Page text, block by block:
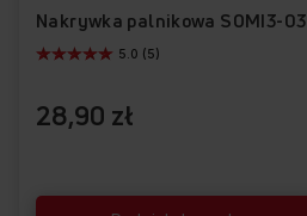
28,90 zł
Nakrywka palnikowa SOMI3-03
5.0 (5)